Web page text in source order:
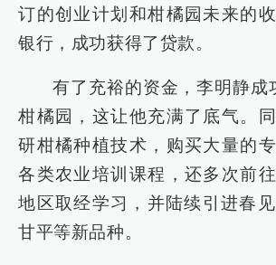
订的创业计划和柑橘园未来的
银行，成功获得了贷款。
有了充裕的资金，李明静成
柑橘园，这让他充满了底气。
研柑橘种植技术，购买大量的
各类农业培训课程，还多次前
地区取经学习，并陆续引进春见
甘平等新品种。